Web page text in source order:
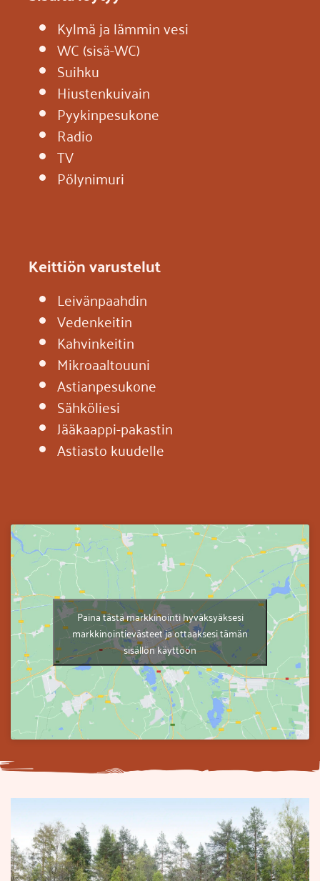
Kylmä ja lämmin vesi
WC (sisä-WC)
Suihku
Hiustenkuivain
Pyykinpesukone
Radio
TV
Pölynimuri
Keittiön varustelut
Leivänpaahdin
Vedenkeitin
Kahvinkeitin
Mikroaaltouuni
Astianpesukone
Sähköliesi
Jääkaappi-pakastin
Astiasto kuudelle
Paina tästä markkinointi hyväksyäksesi
markkinointievästeet ja ottaaksesi tämän
sisällön käyttöön